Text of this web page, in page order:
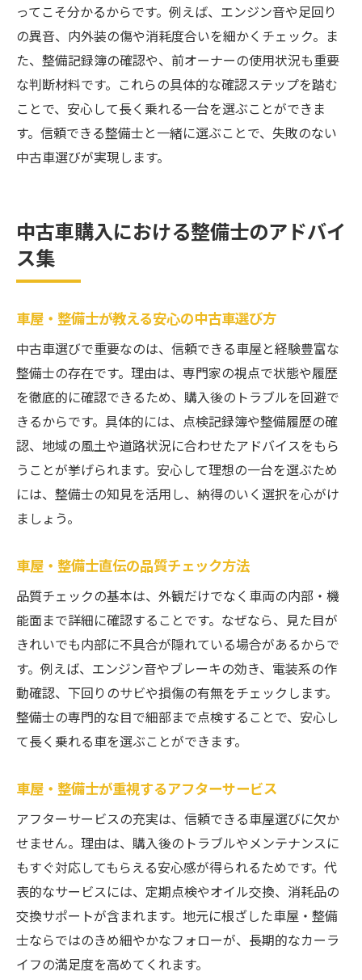
ってこそ分かるからです。例えば、エンジン音や足回り
の異音、内外装の傷や消耗度合いを細かくチェック。ま
た、整備記録簿の確認や、前オーナーの使用状況も重要
な判断材料です。これらの具体的な確認ステップを踏む
ことで、安心して長く乗れる一台を選ぶことができま
す。信頼できる整備士と一緒に選ぶことで、失敗のない
中古車選びが実現します。
中古車購入における整備士のアドバイ
ス集
車屋・整備士が教える安心の中古車選び方
中古車選びで重要なのは、信頼できる車屋と経験豊富な
整備士の存在です。理由は、専門家の視点で状態や履歴
を徹底的に確認できるため、購入後のトラブルを回避で
きるからです。具体的には、点検記録簿や整備履歴の確
認、地域の風土や道路状況に合わせたアドバイスをもら
うことが挙げられます。安心して理想の一台を選ぶため
には、整備士の知見を活用し、納得のいく選択を心がけ
ましょう。
車屋・整備士直伝の品質チェック方法
品質チェックの基本は、外観だけでなく車両の内部・機
能面まで詳細に確認することです。なぜなら、見た目が
きれいでも内部に不具合が隠れている場合があるからで
す。例えば、エンジン音やブレーキの効き、電装系の作
動確認、下回りのサビや損傷の有無をチェックします。
整備士の専門的な目で細部まで点検することで、安心し
て長く乗れる車を選ぶことができます。
車屋・整備士が重視するアフターサービス
アフターサービスの充実は、信頼できる車屋選びに欠か
せません。理由は、購入後のトラブルやメンテナンスに
もすぐ対応してもらえる安心感が得られるためです。代
表的なサービスには、定期点検やオイル交換、消耗品の
交換サポートが含まれます。地元に根ざした車屋・整備
士ならではのきめ細やかなフォローが、長期的なカーラ
イフの満足度を高めてくれます。